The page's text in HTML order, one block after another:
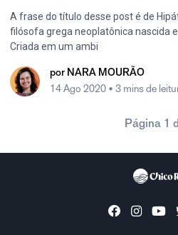
A frase do título desse post é de
filósofa grega neoplatônica nascida
Criada em um ambi
por NARA MOURÃO
14 Ago 2020 • 3 mins de
Página 1